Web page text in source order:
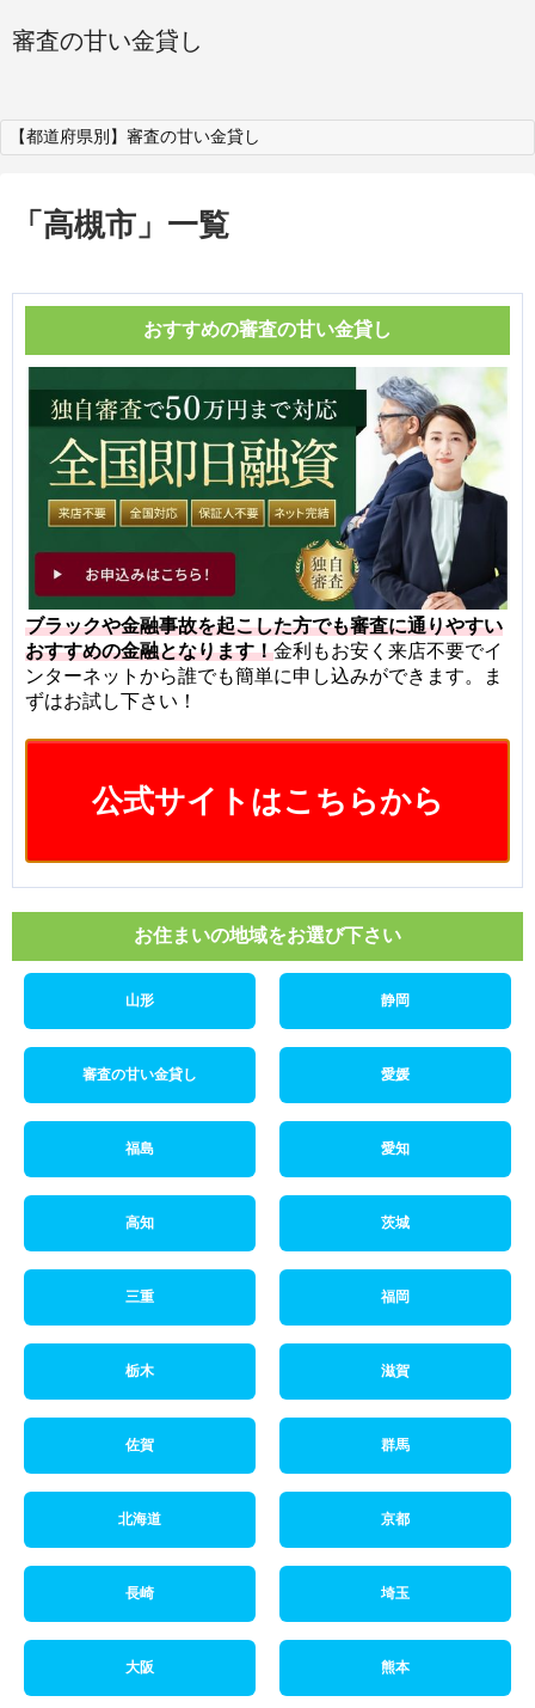
審査の甘い金貸し
【都道府県別】審査の甘い金貸し
「 高槻市 」 一覧
おすすめの審査の甘い金貸し
ブラックや金融事故を起こした方でも審査に通りやすい
おすすめの金融となります！金利もお安く来店不要でイ
ンターネットから誰でも簡単に申し込みができます。ま
ずはお試し下さい！
公式サイトはこちらから
お住まいの地域をお選び下さい
山形 静岡
審査の甘い金貸し 愛媛
福島 愛知
高知 茨城
三重 福岡
栃木 滋賀
佐賀 群馬
北海道 京都
長崎 埼玉
大阪 熊本